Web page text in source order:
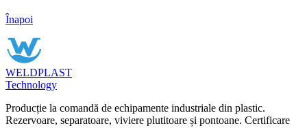
Înapoi
WELDPLAST
Technology
Producție la comandă de echipamente industriale din plastic.
Rezervoare, separatoare, viviere plutitoare și pontoane. Certificare